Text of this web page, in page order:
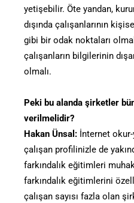
yetişebilir. Öte yandan,
dışında çalışanlarının
gibi bir odak noktaları
çalışanların bilgilerinin
olmalı.
Peki bu alanda şirketler
verilmelidir?
Hakan Ünsal: İnternet
çalışan profilinizle de
farkındalık eğitimleri
farkındalık eğitimlerini
çalışan sayısı fazla olan